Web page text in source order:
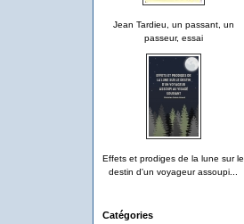
Jean Tardieu, un passant, un
passeur, essai
Effets et prodiges de la lune sur le
destin d'un voyageur assoupi...
Catégories